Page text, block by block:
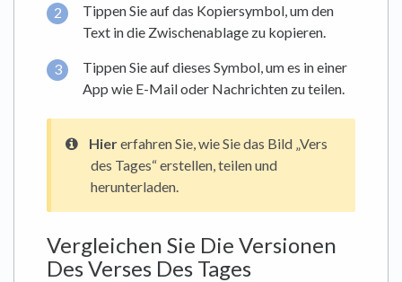
Tippen Sie auf das Kopiersymbol, um den
Text in die Zwischenablage zu kopieren.
Tippen Sie auf dieses Symbol, um es in einer
App wie E-Mail oder Nachrichten zu teilen.
Hiererfahren Sie, wie Sie das Bild „Vers
des Tages“ erstellen, teilen und
herunterladen.
Vergleichen Sie Die Versionen
Des Verses Des Tages